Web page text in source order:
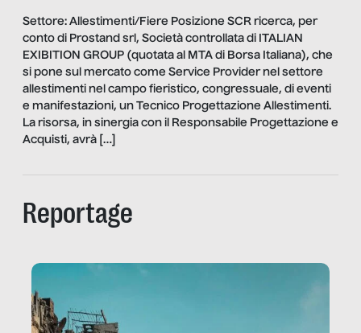
Settore: Allestimenti/Fiere Posizione SCR ricerca, per
conto di Prostand srl, Società controllata di ITALIAN
EXIBITION GROUP (quotata al MTA di Borsa Italiana), che
si pone sul mercato come Service Provider nel settore
allestimenti nel campo fieristico, congressuale, di eventi
e manifestazioni, un Tecnico Progettazione Allestimenti.
La risorsa, in sinergia con il Responsabile Progettazione e
Acquisti, avrà […]
Reportage